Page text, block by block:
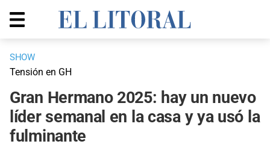
SHOW
Tensión en GH
Gran Hermano 2025: hay un nuevo
líder semanal en la casa y ya usó la
fulminante